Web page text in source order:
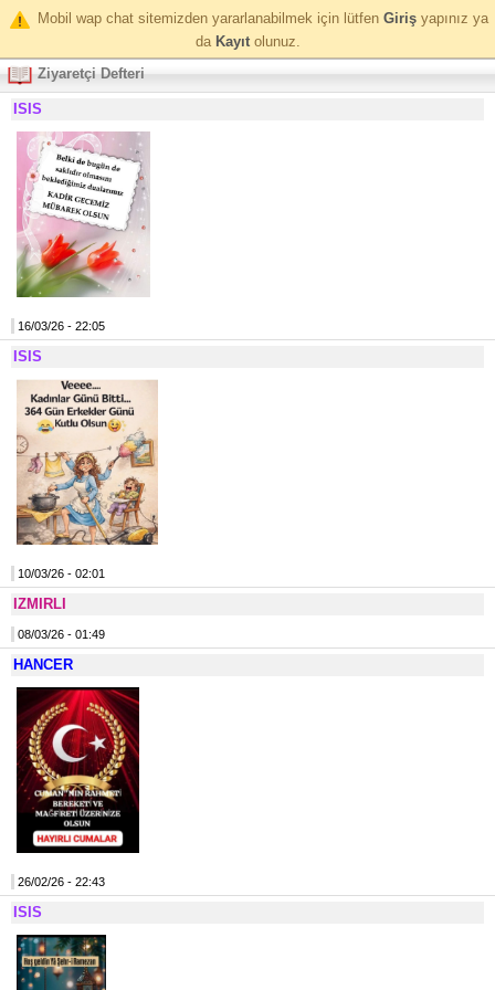
Mobil wap chat sitemizden yararlanabilmek için lütfen Giriş yapınız ya
da Kayıtolunuz.
Ziyaretçi Defteri
ISIS
16/03/26 - 22:05
ISIS
10/03/26 - 02:01
IZMIRLI
08/03/26 - 01:49
HANCER
26/02/26 - 22:43
ISIS